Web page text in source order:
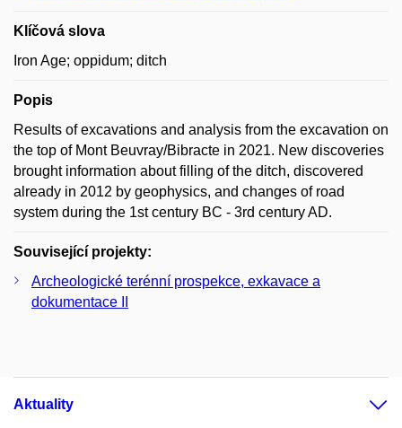
Klíčová slova
Iron Age; oppidum; ditch
Popis
Results of excavations and analysis from the excavation on
the top of Mont Beuvray/Bibracte in 2021. New discoveries
brought information about filling of the ditch, discovered
already in 2012 by geophysics, and changes of road
system during the 1st century BC - 3rd century AD.
Související projekty:
Archeologické terénní prospekce, exkavace a
dokumentace II
Aktuality